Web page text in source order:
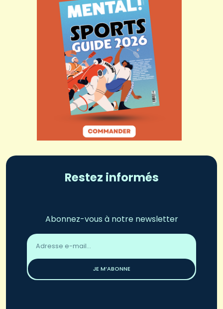
Restez informés
Abonnez-vous à notre newsletter
Adresse
email
JE M’ABONNE